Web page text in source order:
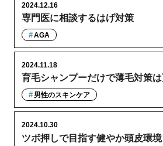
専門医に相談するはげ対策
2024.12.16
AGA
育毛シャンプーだけで薄毛対策は
2024.11.18
男性のスキンケア
ツボ押しで目指す健やか頭皮環境
2024.10.30